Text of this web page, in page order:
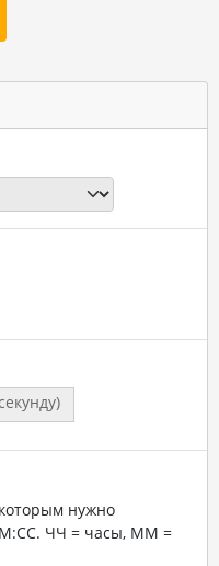
нужно
ЧЧ = часы, ММ =